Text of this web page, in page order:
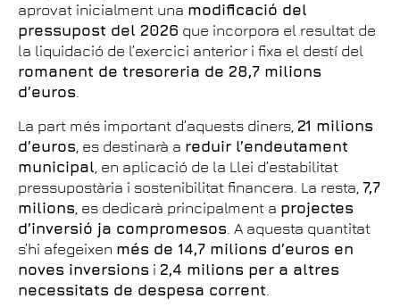
aprovat inicialment una modificació del
pressupost del 2026 que incorpora el resultat de
la liquidació de l’exercici anterior i fixa el destí del
romanent de tresoreria de 28,7 milions
d’euros.
La part més important d’aquests diners, 21 milions
d’euros, es destinarà a reduir l’endeutament
municipal, en aplicació de la Llei d’estabilitat
pressupostària i sostenibilitat financera. La resta, 7,7
milions, es dedicarà principalment a projectes
d’inversió ja compromesos. A aquesta quantitat
s’hi afegeixen més de 14,7 milions d’euros en
noves inversions i 2,4 milions per a altres
necessitats de despesa corrent.